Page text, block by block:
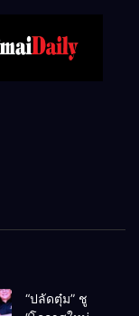
“ปลัดตุ๋ม” ชู